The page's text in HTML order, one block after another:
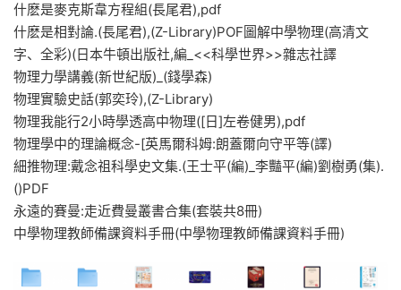
什麽是麥克斯韋方程組(長尾君),pdf
什麽是相對論.(長尾君),(Z-Library)POF圖解中學物理(高清文
字、全彩)(日本牛頓出版社,編_<<科學世界>>雜志社譯
物理力學講義(新世紀版)_(錢學森)
物理實驗史話(郭奕玲),(Z-Library)
物理我能行2小時學透高中物理([日]左卷健男),pdf
物理學中的理論概念-[英馬爾科姆:朗蓋爾向守平等(譯)
細推物理:戴念祖科學史文集.(王士平(編)_李豔平(編)劉樹勇(集).
()PDF
永遠的賽曼:走近費曼叢書合集(套裝共8冊)
中學物理教師備課資料手冊(中學物理教師備課資料手冊)